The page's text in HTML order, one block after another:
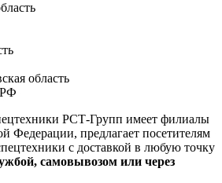
область
РФ
РСТ-Групп имеет филиалы
Федерации, предлагает посетителям
с доставкой в любую точку
самовывозом или через